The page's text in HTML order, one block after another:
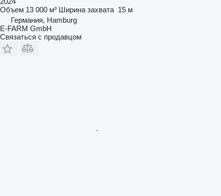
Объем 13 000 м³ Ширина захвата 15 м
Германия, Hamburg
E-FARM GmbH
Связаться с продавцом